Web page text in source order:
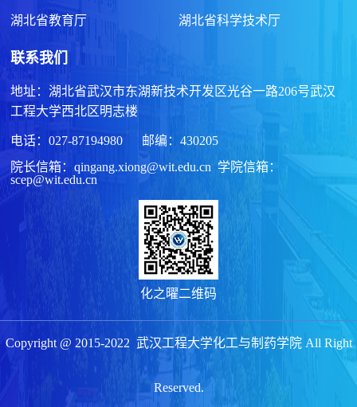
湖北省教育厅 湖北省科学技术厅
联系我们
地址：湖北省武汉市东湖新技术开发区光谷一路206号武汉
工程大学西北区明志楼
电话：027-87194980 邮编：430205
院长信箱：qingang.xiong@wit.edu.cn 学院信箱：
scep@wit.edu.cn
化之曜二维码
Copyright @ 2015-2022 武汉工程大学化工与制药学院 All Right
Reserved.